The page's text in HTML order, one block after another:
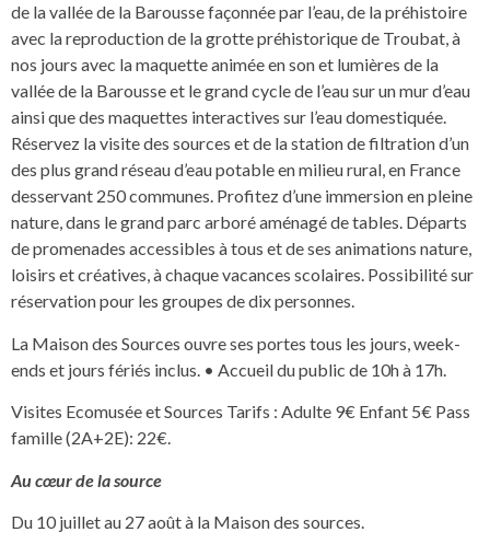
de la vallée de la Barousse façonnée par l’eau, de la préhistoire
avec la reproduction de la grotte préhistorique de Troubat, à
nos jours avec la maquette animée en son et lumières de la
vallée de la Barousse et le grand cycle de l’eau sur un mur d’eau
ainsi que des maquettes interactives sur l’eau domestiquée.
Réservez la visite des sources et de la station de filtration d’un
des plus grand réseau d’eau potable en milieu rural, en France
desservant 250 communes. Profitez d’une immersion en pleine
nature, dans le grand parc arboré aménagé de tables. Départs
de promenades accessibles à tous et de ses animations nature,
loisirs et créatives, à chaque vacances scolaires. Possibilité sur
réservation pour les groupes de dix personnes.
La Maison des Sources ouvre ses portes tous les jours, week-
ends et jours fériés inclus. • Accueil du public de 10h à 17h.
Visites Ecomusée et Sources Tarifs : Adulte 9€ Enfant 5€ Pass
famille (2A+2E): 22€.
Au cœur de la source
Du 10 juillet au 27 août à la Maison des sources.